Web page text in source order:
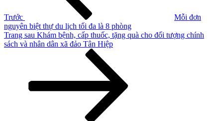
Trước
Mỗi đơn
nguyên biệt thự du lịch tối đa là 8 phòng
Bài
tiếp
Trang sau Khám bệnh, cấp thuốc, tặng quà cho đối tượng chính
sách và nhân dân xã đảo Tân Hiệp